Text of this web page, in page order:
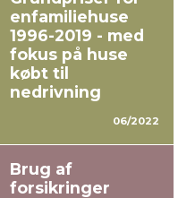
enfamiliehuse
1996-2019 - med
fokus på huse
købt til
nedrivning
06/2022
Brug af
forsikringer